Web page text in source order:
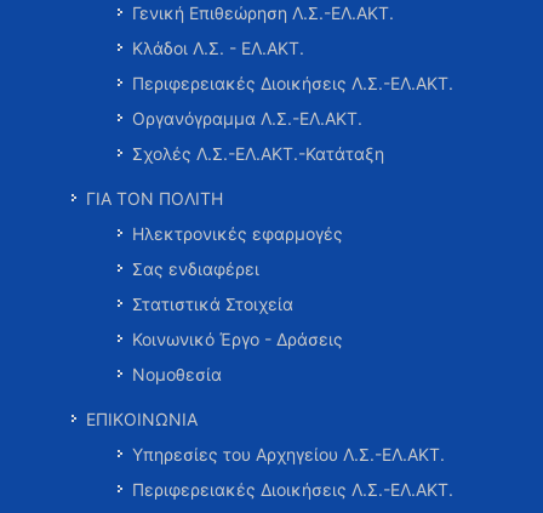
Γενική Επιθεώρηση Λ.Σ.-ΕΛ.ΑΚΤ.
Κλάδοι Λ.Σ. - ΕΛ.ΑΚΤ.
Περιφερειακές Διοικήσεις Λ.Σ.-ΕΛ.ΑΚΤ.
Οργανόγραμμα Λ.Σ.-ΕΛ.ΑΚΤ.
Σχολές Λ.Σ.-ΕΛ.ΑΚΤ.-Κατάταξη
ΓΙΑ ΤΟΝ ΠΟΛΙΤΗ
Ηλεκτρονικές εφαρμογές
Σας ενδιαφέρει
Στατιστικά Στοιχεία
Κοινωνικό Έργο - Δράσεις
Νομοθεσία
ΕΠΙΚΟΙΝΩΝΙΑ
Υπηρεσίες του Αρχηγείου Λ.Σ.-ΕΛ.ΑΚΤ.
Περιφερειακές Διοικήσεις Λ.Σ.-ΕΛ.ΑΚΤ.